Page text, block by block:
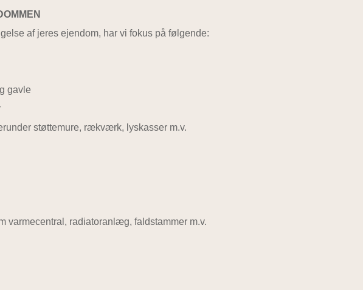
af jeres ejendom, har vi fokus på følgende:
gavle
støttemure, rækværk, lyskasser m.v.
varmecentral, radiatoranlæg, faldstammer m.v.